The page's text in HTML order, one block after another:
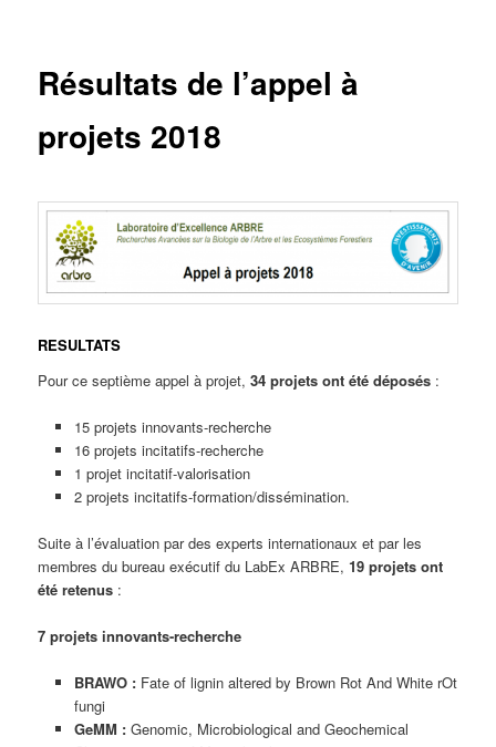
Résultats de l’appel à
projets 2018
RESULTATS
Pour ce septième appel à projet,34 projets ont été déposés :
15 projets innovants-recherche
16 projets incitatifs-recherche
1 projet incitatif-valorisation
2 projets incitatifs-formation/dissémination.
Suite à l’évaluation par des experts internationaux et par les
membres du bureau exécutif du LabEx ARBRE,19 projets ont
été retenus :
7 projets innovants-recherche
BRAWO : Fate of lignin altered by Brown Rot And White rOt
fungi
GeMM : Genomic, Microbiological and Geochemical